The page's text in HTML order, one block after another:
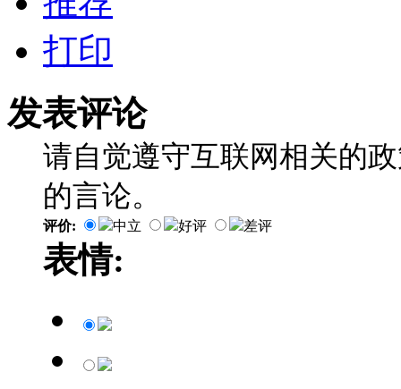
打印
发表评论
请自觉遵守互联网相关的
的言论。
评价: 中立 好评 差评
表情: